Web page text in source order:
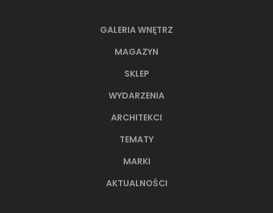
ZOBACZ PRODUKT
NAJNOWSZE ARTYKUŁY
GALERIA WNĘTRZ
MAGAZYN
SKLEP
WYDARZENIA
ARCHITEKCI
TEMATY
MARKI
AKTUALNOŚCI